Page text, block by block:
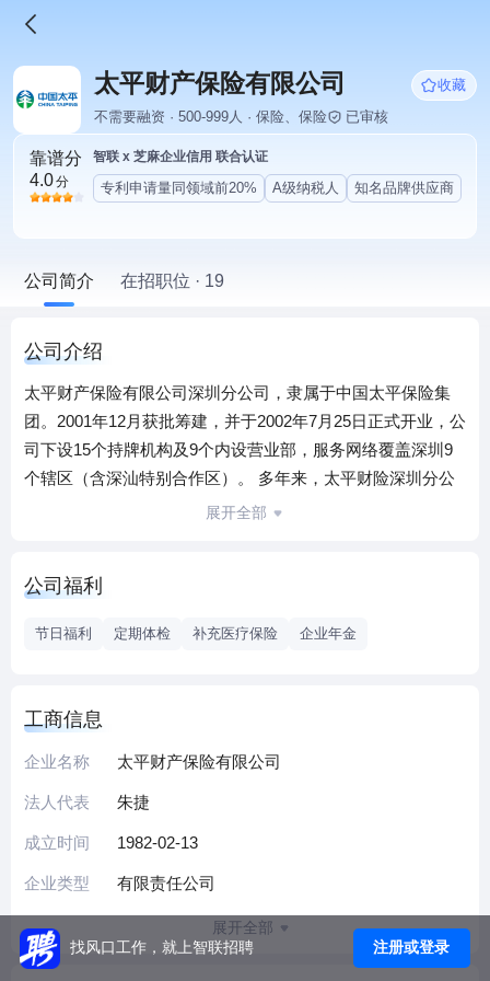
太平财产保险有限公司
收藏
不需要融资 · 500-999人 · 保险、保险
已审核
靠谱分
4.0分
智联 x 芝麻企业信用 联合认证
专利申请量同领域前20% A级纳税人 知名品牌供应商
公司简介 在招职位 · 19
公司介绍
太平财产保险有限公司深圳分公司，隶属于中国太平保险集
团。2001年12月获批筹建，并于2002年7月25日正式开业，公
司下设15个持牌机构及9个内设营业部，服务网络覆盖深圳9
个辖区（含深汕特别合作区）。 多年来，太平财险深圳分公
司始终贯彻价值成长发展理念，坚定不移走长期主义、价值
期健康保险、意外伤害保险、家财保险等，获得“履行社会责
积极贡献。
展开全部
公司福利
节日福利 定期体检 补充医疗保险 企业年金
工商信息
企业名称 太平财产保险有限公司
法人代表 朱捷
成立时间 1982-02-13
企业类型 有限责任公司
展开全部
找风口工作，就上智联招聘
注册或登录